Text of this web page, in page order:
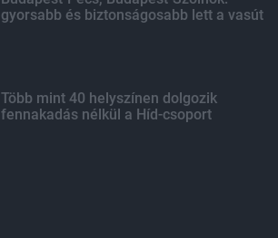
gyorsabb és biztonságosabb lett a vasút
Több mint 40 helyszínen dolgozik
fennakadás nélkül a Híd-csoport